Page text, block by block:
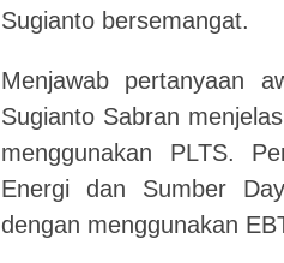
Sugianto bersemangat.
Menjawab pertanyaan
Sugianto Sabran
menggunakan PLTS.
Energi dan Sumber
dengan menggunakan